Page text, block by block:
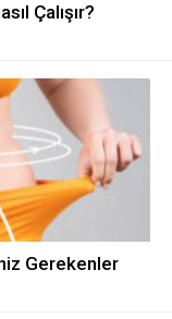
Çalışır?
Gerekenler